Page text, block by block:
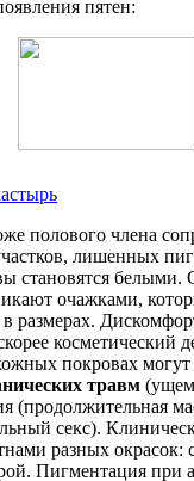
пятен:
полового члена
лишенных
становятся белыми.
очажками,
размерах.
косметический
покровах могут
травм
(продолжительная
секс).
разных окрасок:
Пигментация при